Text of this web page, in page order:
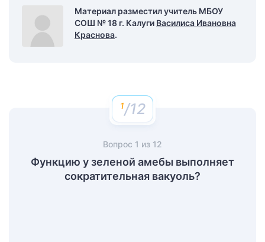
Материал разместил учитель МБОУ
СОШ № 18 г. Калуги Василиса Ивановна
Краснова.
/12
Вопрос 1 из 12
Функцию у зеленой амебы выполняет
сократительная вакуоль?